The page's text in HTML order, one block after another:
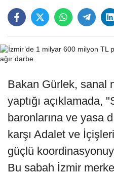
Bakan Gürlek, sanal
yaptığı açıklamada,
baronlarına ve yasa
karşı Adalet ve İçişleri
güçlü
Bu sabah İzmir